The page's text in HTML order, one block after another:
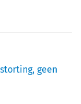
geen